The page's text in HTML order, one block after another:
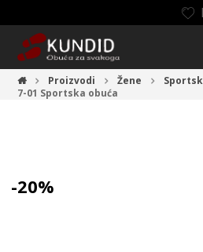
Proizvodi Žene
7-01 Sportska obuća
-20%